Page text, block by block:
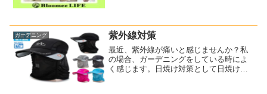
スクリプションですね。週替わりで季節
のお花が...
ガーデニング 紫外線対策
最近、紫外線が痛いと感じませんか？私
の場合、ガーデニングをしている時によ
く感じます。日焼け対策として日焼け止